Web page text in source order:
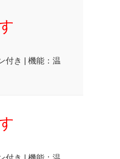
付き | 機能：温